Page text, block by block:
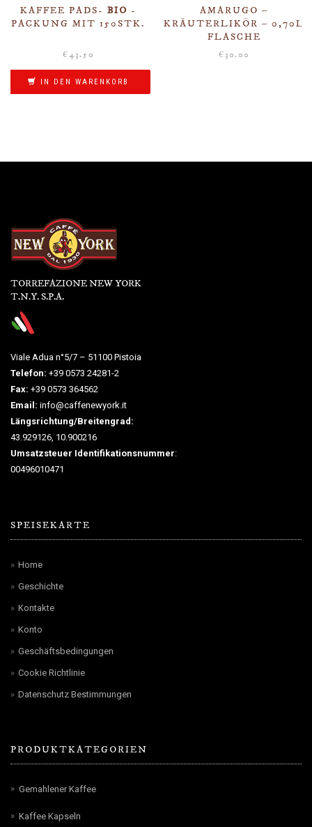
KAFFEE PADS- BIO -
PACKUNG MIT 150STK.
€ 43.50
IN DEN WARENKORB
AMARUGO –
KRÄUTERLIKÖR – 0,70L
FLASCHE
€ 30.00
TORREFAZIONE NEW YORK
T.N.Y. S.P.A.
Viale Adua n°5/7 – 51100 Pistoia
Telefon: +39 0573 24281-2
Fax: +39 0573 364562
Email: info@caffenewyork.it
Längsrichtung/Breitengrad:
43.929126, 10.900216
Umsatzsteuer Identifikationsnummer:
00496010471
SPEISEKARTE
Home
Geschichte
Kontakte
Konto
Geschäftsbedingungen
Cookie Richtlinie
Datenschutz Bestimmungen
PRODUKTKATEGORIEN
Gemahlener Kaffee
Kaffee Kapseln